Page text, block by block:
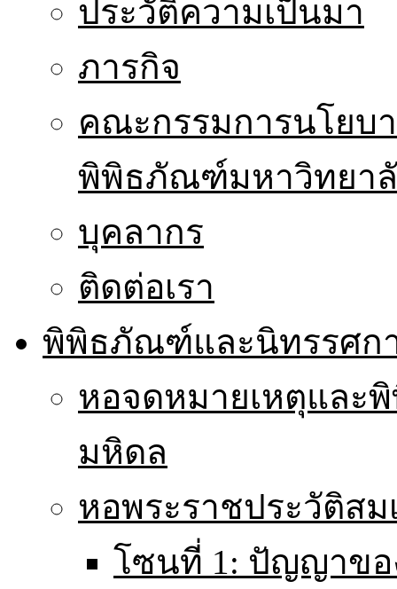
ประวัติความเป็นมา
ภารกิจ
คณะกรรมการนโยบ
พิพิธภัณฑ์มหาวิทยา
บุคลากร
ติดต่อเรา
พิพิธภัณฑ์และนิทรรศก
หอจดหมายเหตุและ
มหิดล
หอพระราชประวัติส
โซนที่ 1: ปัญญาข